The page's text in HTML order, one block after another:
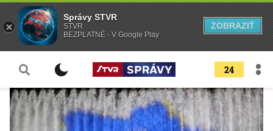
24
Správy STVR
STVR
BEZPLATNÉ - V Google Play
ZOBRAZIŤ